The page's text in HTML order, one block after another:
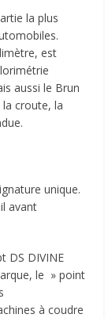
la plus
est
aussi le Brun
la croute, la
unique.
avant
DS DIVINE
le » point
à coudre